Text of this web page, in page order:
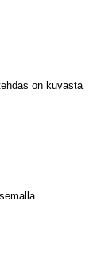
on kuvasta